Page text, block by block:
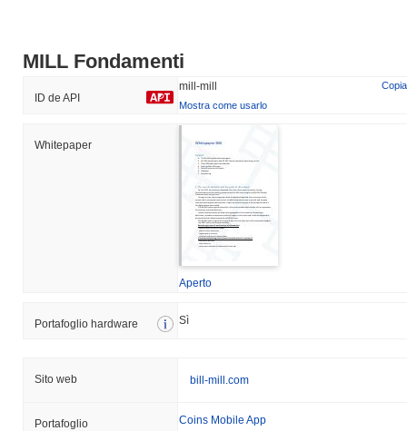
MILL Fondamenti
ID de API
mill-mill
Copia
Mostra come usarlo
Whitepaper
Aperto
Portafoglio hardware Sì
Sito web bill-mill.com
Portafoglio Coins Mobile App